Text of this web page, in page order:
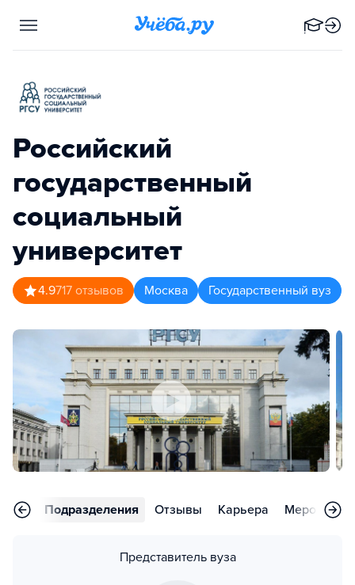
Российский
государственный
социальный
университет
4.9717 отзывов Москва Государственный вуз
Подразделения Отзывы Карьера
Представитель вуза